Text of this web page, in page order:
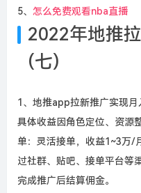
5、 怎么免费观看nba直播
2022年地推
(七)
1、地推app拉新推广实现月
具体收益因角色定位、资源
单：灵活接单，收益1~3万/
过社群、贴吧、接单平台等
完成推广后结算佣金。